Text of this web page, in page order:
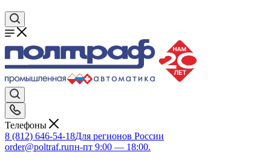
Телефоны
8 (812) 646-54-18Для регионов России
order@poltraf.ruпн-пт 9:00 — 18:00.